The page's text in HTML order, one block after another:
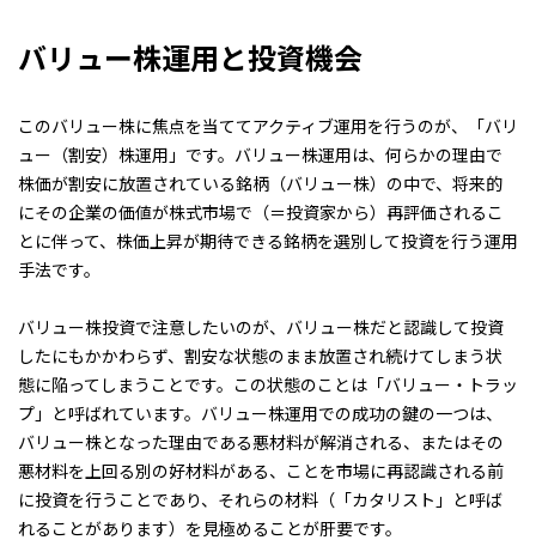
バリュー株運用と投資機会
このバリュー株に焦点を当ててアクティブ運用を行うのが、「バリ
ュー（割安）株運用」です。バリュー株運用は、何らかの理由で
株価が割安に放置されている銘柄（バリュー株）の中で、将来的
にその企業の価値が株式市場で（＝投資家から）再評価されるこ
とに伴って、株価上昇が期待できる銘柄を選別して投資を行う運用
手法です。
バリュー株投資で注意したいのが、バリュー株だと認識して投資
したにもかかわらず、割安な状態のまま放置され続けてしまう状
態に陥ってしまうことです。この状態のことは「バリュー・トラッ
プ」と呼ばれています。バリュー株運用での成功の鍵の一つは、
バリュー株となった理由である悪材料が解消される、またはその
悪材料を上回る別の好材料がある、ことを市場に再認識される前
に投資を行うことであり、それらの材料（「カタリスト」と呼ば
れることがあります）を見極めることが肝要です。